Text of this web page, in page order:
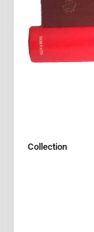
Collection